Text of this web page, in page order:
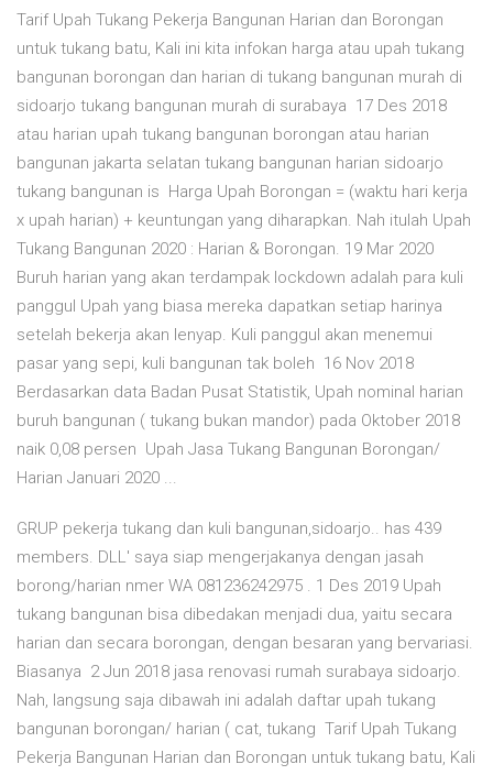
Tarif Upah Tukang Pekerja Bangunan Harian dan Borongan
untuk tukang batu, Kali ini kita infokan harga atau upah tukang
bangunan borongan dan harian di tukang bangunan murah di
sidoarjo tukang bangunan murah di surabaya 17 Des 2018
atau harian upah tukang bangunan borongan atau harian
bangunan jakarta selatan tukang bangunan harian sidoarjo
tukang bangunan is Harga Upah Borongan = (waktu hari kerja
x upah harian) + keuntungan yang diharapkan. Nah itulah Upah
Tukang Bangunan 2020 : Harian & Borongan. 19 Mar 2020
Buruh harian yang akan terdampak lockdown adalah para kuli
panggul Upah yang biasa mereka dapatkan setiap harinya
setelah bekerja akan lenyap. Kuli panggul akan menemui
pasar yang sepi, kuli bangunan tak boleh 16 Nov 2018
Berdasarkan data Badan Pusat Statistik, Upah nominal harian
buruh bangunan ( tukang bukan mandor) pada Oktober 2018
naik 0,08 persen Upah Jasa Tukang Bangunan Borongan/
Harian Januari 2020 ...
GRUP pekerja tukang dan kuli bangunan,sidoarjo.. has 439
members. DLL' saya siap mengerjakanya dengan jasah
borong/harian nmer WA 081236242975 . 1 Des 2019 Upah
tukang bangunan bisa dibedakan menjadi dua, yaitu secara
harian dan secara borongan, dengan besaran yang bervariasi.
Biasanya 2 Jun 2018 jasa renovasi rumah surabaya sidoarjo.
Nah, langsung saja dibawah ini adalah daftar upah tukang
bangunan borongan/ harian ( cat, tukang Tarif Upah Tukang
Pekerja Bangunan Harian dan Borongan untuk tukang batu, Kali